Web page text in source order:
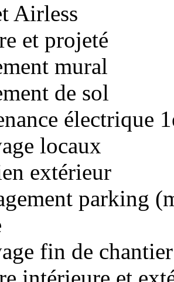
Airless
et projeté
mural
de sol
électrique
locaux
extérieur
parking
fin de